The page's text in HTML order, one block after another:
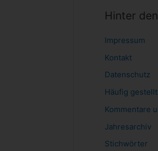
Hinter
Impressum
Kontakt
Datenschutz
Häufig
Kommentare
Jahresarchiv
Stichwörter